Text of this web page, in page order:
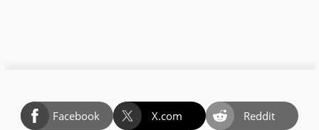
Facebook X.com
Reddit